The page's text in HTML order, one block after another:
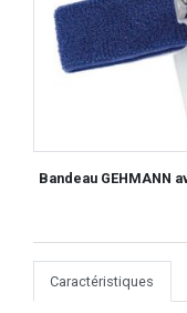
Bandeau
Caractéristiques